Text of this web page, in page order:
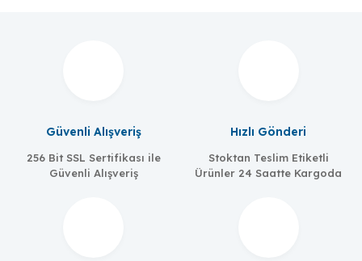
Güvenli Alışveriş
256 Bit SSL Sertifikası ile
Güvenli Alışveriş
Hızlı Gönderi
Stoktan Teslim Etiketli
Ürünler 24 Saatte Kargoda